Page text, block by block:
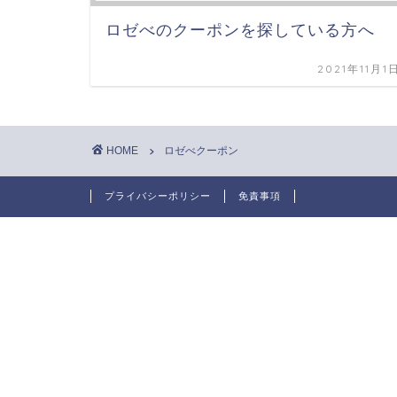
ロゼべのクーポンを探している方へ
2021年11月1
HOME ロゼべクーポン
プライバシーポリシー 免責事項